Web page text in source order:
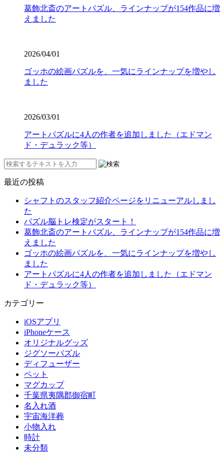
葛飾北斎のアートパズル、ラインナップが154作品に増
えました
2026/04/01
ゴッホの絵画パズルを、一気にラインナップを増やし
ました
2026/03/01
アートパズルに4人の作者を追加しました（エドマン
ド・デュラック等）
最近の投稿
シャフトのスタッフ紹介ページをリニューアルしまし
た
パズル脳トレ検定がスタート！
葛飾北斎のアートパズル、ラインナップが154作品に増
えました
ゴッホの絵画パズルを、一気にラインナップを増やし
ました
アートパズルに4人の作者を追加しました（エドマン
ド・デュラック等）
カテゴリー
iOSアプリ
iPhoneケース
オリジナルグッズ
ジグソーパズル
ディフューザー
ペット
マグカップ
千葉県夷隅郡御宿町
名入れ酒
宇宙海洋葬
小物入れ
時計
未分類